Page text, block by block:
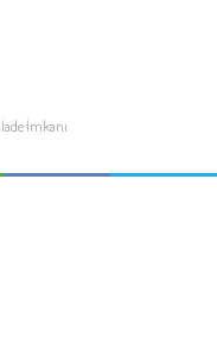
İade İmkanı